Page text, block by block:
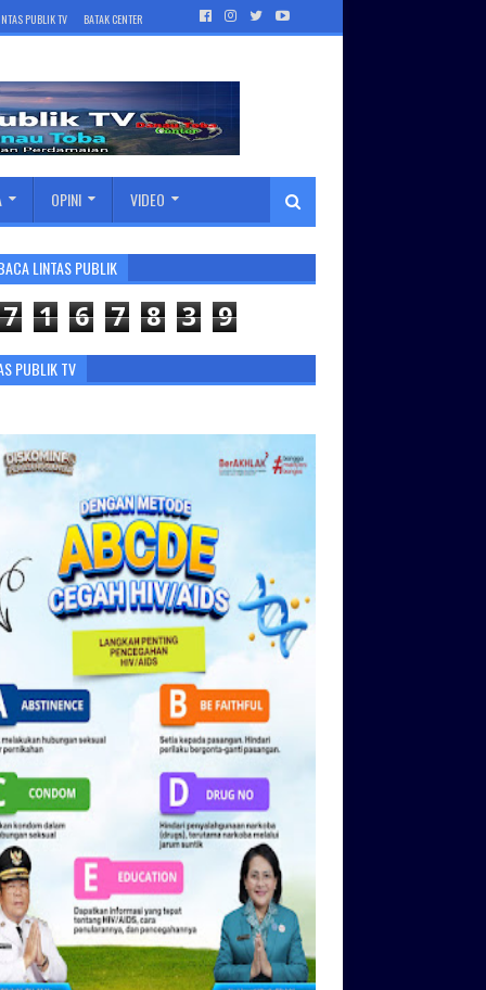
PUBLIK TV BATAK CENTER
OPINI VIDEO
LINTAS PUBLIK
7 1 6 7 8 3 9
PUBLIK TV